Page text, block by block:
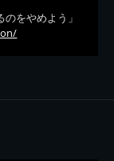
をやめよう」